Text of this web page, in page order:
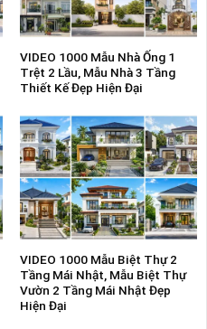
VIDEO 1000 Mẫu Nhà Ống 1
Trệt 2 Lầu, Mẫu Nhà 3 Tầng
Thiết Kế Đẹp Hiện Đại
VIDEO 1000 Mẫu Biệt Thự 2
Tầng Mái Nhật, Mẫu Biệt Thự
Vườn 2 Tầng Mái Nhật Đẹp
Hiện Đại